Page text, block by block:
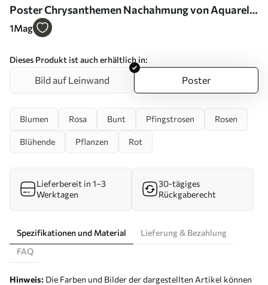
Poster Chrysanthemen Nachahmung von Aquarell
Nr f42416
1Mag
Dieses Produkt ist auch erhältlich in:
Bild auf Leinwand Poster
Blumen Rosa Bunt Pfingstrosen Rosen
Blühende Pflanzen Rot
Lieferbereit in 1–3
Werktagen
30-tägiges
Rückgaberecht
Spezifikationen und Material
Lieferung & Bezahlung
FAQ
Hinweis: Die Farben und Bilder der dargestellten Artikel können